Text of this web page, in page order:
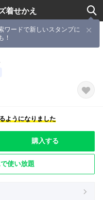
着せかえ
ワードで新しいスタンプに
！
ようになりました
購入する
使い放題